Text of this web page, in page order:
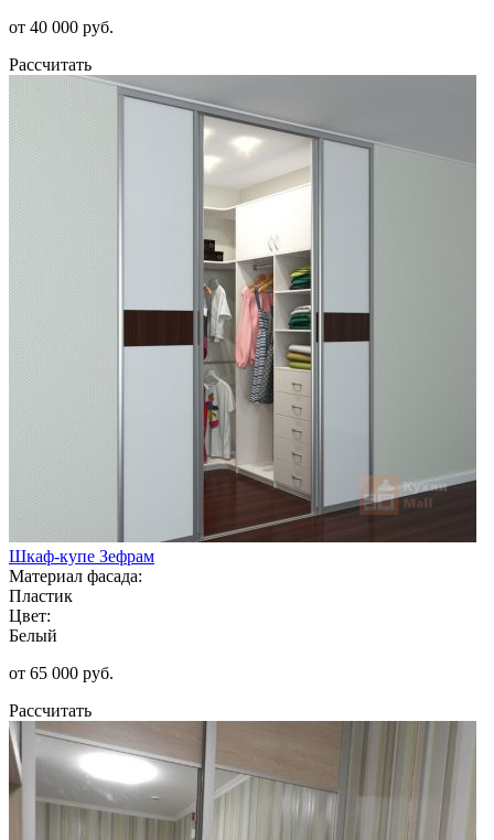
от 40 000 руб.
Рассчитать
Шкаф-купе Зефрам
Материал фасада:
Пластик
Цвет:
Белый
от 65 000 руб.
Рассчитать